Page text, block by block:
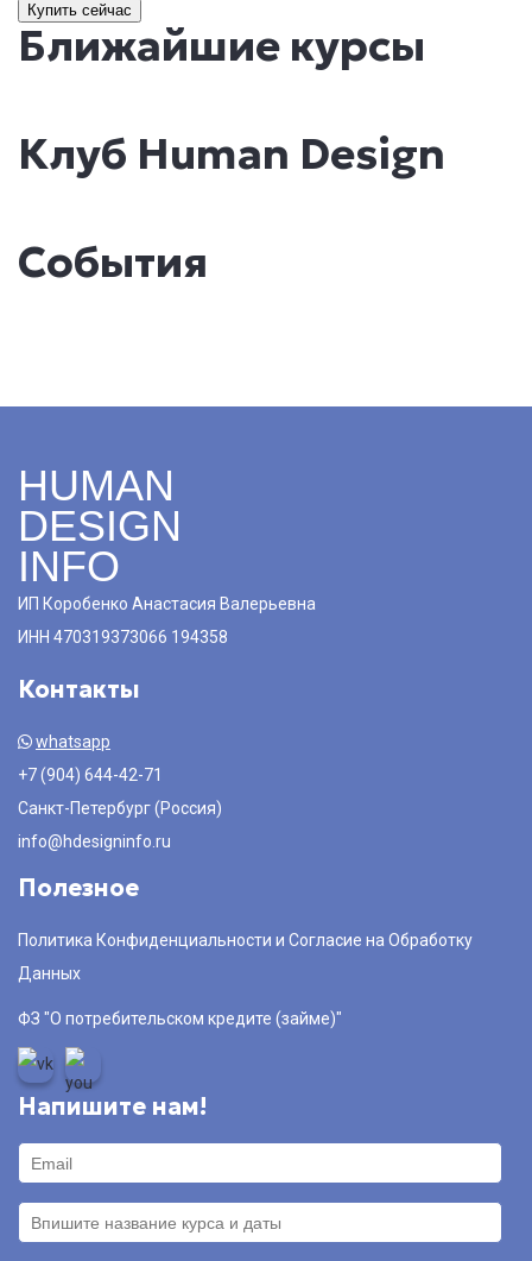
Купить сейчас
Ближайшие курсы
Клуб Human Design
События
HUMAN
DESIGN
INFO
ИП Коробенко Анастасия Валерьевна
ИНН 470319373066 194358
Контакты
whatsapp
+7 (904) 644-42-71
Санкт-Петербург (Россия)
info@hdesigninfo.ru
Полезное
Политика Конфиденциальности и Согласие на Обработку
Данных
ФЗ "О потребительском кредите (займе)"
Напишите нам!